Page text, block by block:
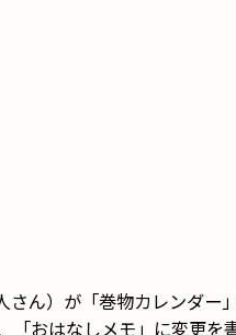
さん）が「巻物カレンダ
おはなしメモ」に変更